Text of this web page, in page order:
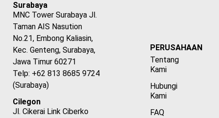
Surabaya
MNC Tower Surabaya Jl.
Taman AIS Nasution
No.21, Embong Kaliasin,
Kec. Genteng, Surabaya,
Jawa Timur 60271
Telp: +62 813 8685 9724
(Surabaya)
Cilegon
Jl. Cikerai Link Ciberko
PERUSAHAAN
Tentang
Kami
Hubungi
Kami
FAQ